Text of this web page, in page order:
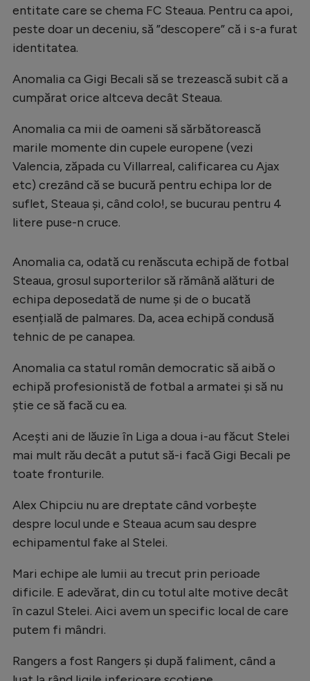
Creează cont
entitate care se chema FC Steaua. Pentru ca apoi,
peste doar un deceniu, să ”descopere” că i s-a furat
identitatea.
Anomalia ca Gigi Becali să se trezească subit că a
cumpărat orice altceva decât Steaua.
Anomalia ca mii de oameni să sărbătorească
marile momente din cupele europene (vezi
Valencia, zăpada cu Villarreal, calificarea cu Ajax
etc) crezând că se bucură pentru echipa lor de
suflet, Steaua și, când colo!, se bucurau pentru 4
litere puse-n cruce.
Anomalia ca, odată cu renăscuta echipă de fotbal
Steaua, grosul suporterilor să rămână alături de
echipa deposedată de nume și de o bucată
esențială de palmares. Da, acea echipă condusă
tehnic de pe canapea.
Anomalia ca statul român democratic să aibă o
echipă profesionistă de fotbal a armatei și să nu
știe ce să facă cu ea.
Acești ani de lăuzie în Liga a doua i-au făcut Stelei
mai mult rău decât a putut să-i facă Gigi Becali pe
toate fronturile.
Alex Chipciu nu are dreptate când vorbește
despre locul unde e Steaua acum sau despre
echipamentul fake al Stelei.
Mari echipe ale lumii au trecut prin perioade
dificile. E adevărat, din cu totul alte motive decât
în cazul Stelei. Aici avem un specific local de care
putem fi mândri.
Rangers a fost Rangers și după faliment, când a